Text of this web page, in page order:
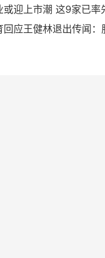
或迎上市潮 这9家已率